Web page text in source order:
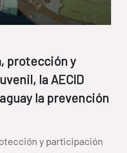
protección y
la AECID
la prevención
y participación